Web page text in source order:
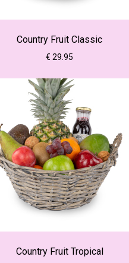
Country Fruit Classic
€ 29.95
Country Fruit Tropical